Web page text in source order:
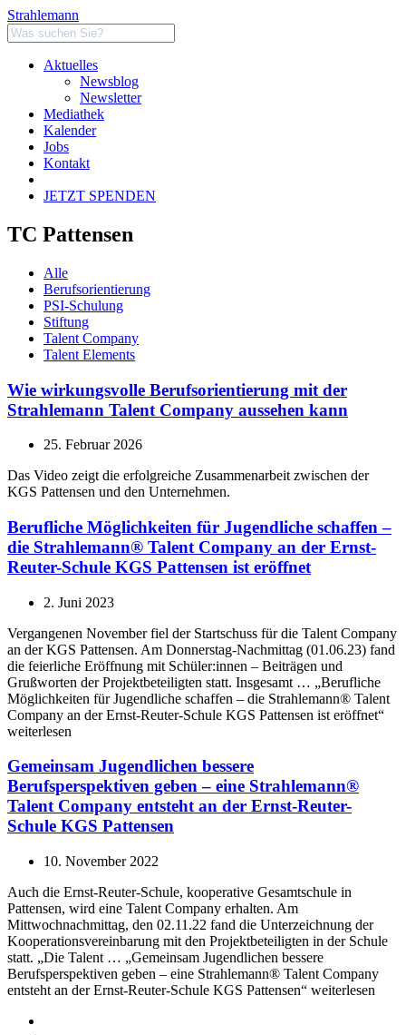
Strahlemann
Aktuelles
Newsblog
Newsletter
Mediathek
Kalender
Jobs
Kontakt
JETZT SPENDEN
TC Pattensen
Alle
Berufsorientierung
PSI-Schulung
Stiftung
Talent Company
Talent Elements
Wie wirkungsvolle Berufsorientierung mit der
Strahlemann Talent Company aussehen kann
25. Februar 2026
Das Video zeigt die erfolgreiche Zusammenarbeit zwischen der
KGS Pattensen und den Unternehmen.
Berufliche Möglichkeiten für Jugendliche schaffen –
die Strahlemann® Talent Company an der Ernst-
Reuter-Schule KGS Pattensen ist eröffnet
2. Juni 2023
Vergangenen November fiel der Startschuss für die Talent Company
an der KGS Pattensen. Am Donnerstag-Nachmittag (01.06.23) fand
die feierliche Eröffnung mit Schüler:innen – Beiträgen und
Grußworten der Projektbeteiligten statt. Insgesamt … „Berufliche
Möglichkeiten für Jugendliche schaffen – die Strahlemann® Talent
Company an der Ernst-Reuter-Schule KGS Pattensen ist eröffnet“
weiterlesen
Gemeinsam Jugendlichen bessere
Berufsperspektiven geben – eine Strahlemann®
Talent Company entsteht an der Ernst-Reuter-
Schule KGS Pattensen
10. November 2022
Auch die Ernst-Reuter-Schule, kooperative Gesamtschule in
Pattensen, wird eine Talent Company erhalten. Am
Mittwochnachmittag, den 02.11.22 fand die Unterzeichnung der
Kooperationsvereinbarung mit den Projektbeteiligten in der Schule
statt. „Die Talent … „Gemeinsam Jugendlichen bessere
Berufsperspektiven geben – eine Strahlemann® Talent Company
entsteht an der Ernst-Reuter-Schule KGS Pattensen“ weiterlesen